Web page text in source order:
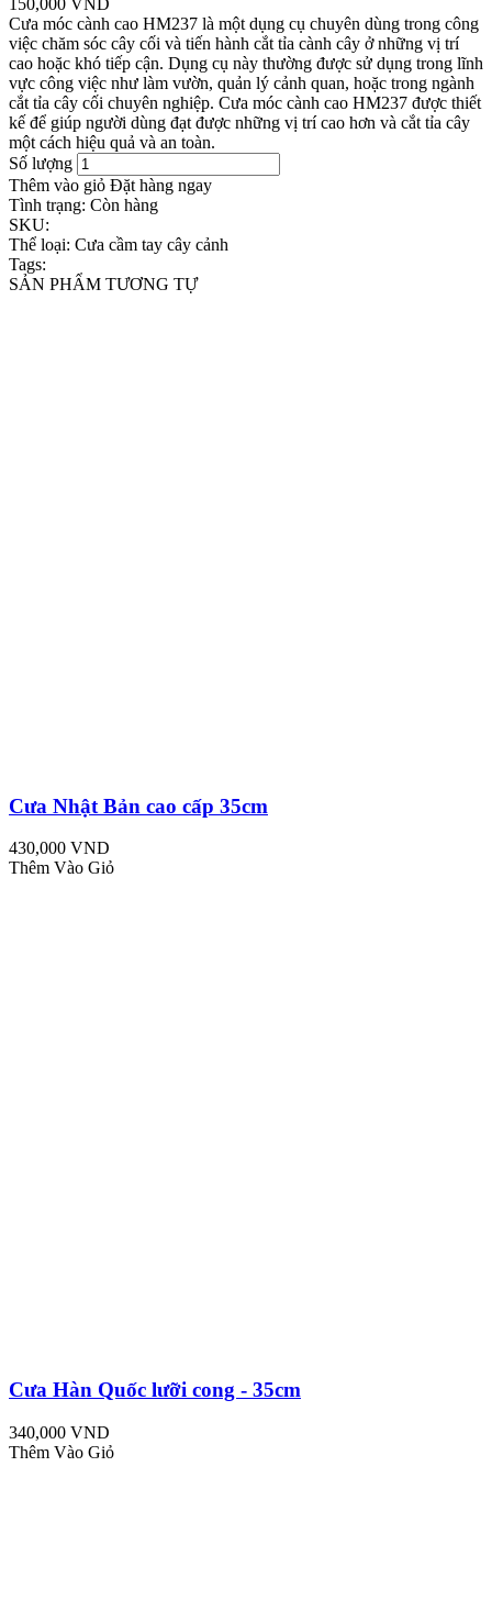
Cưa móc cành cao HM237 là một dụng cụ chuyên dùng trong công
việc chăm sóc cây cối và tiến hành cắt tỉa cành cây ở những vị trí
cao hoặc khó tiếp cận. Dụng cụ này thường được sử dụng trong lĩnh
vực công việc như làm vườn, quản lý cảnh quan, hoặc trong ngành
cắt tỉa cây cối chuyên nghiệp. Cưa móc cành cao HM237 được thiết
kế để giúp người dùng đạt được những vị trí cao hơn và cắt tỉa cây
một cách hiệu quả và an toàn.
Số lượng
Thêm vào giỏ Đặt hàng ngay
Tình trạng: Còn hàng
SKU:
Thể loại: Cưa cầm tay cây cảnh
Tags:
SẢN PHẨM TƯƠNG TỰ
Cưa Nhật Bản cao cấp 35cm
430,000 VND
Thêm Vào Giỏ
Cưa Hàn Quốc lưỡi cong - 35cm
340,000 VND
Thêm Vào Giỏ